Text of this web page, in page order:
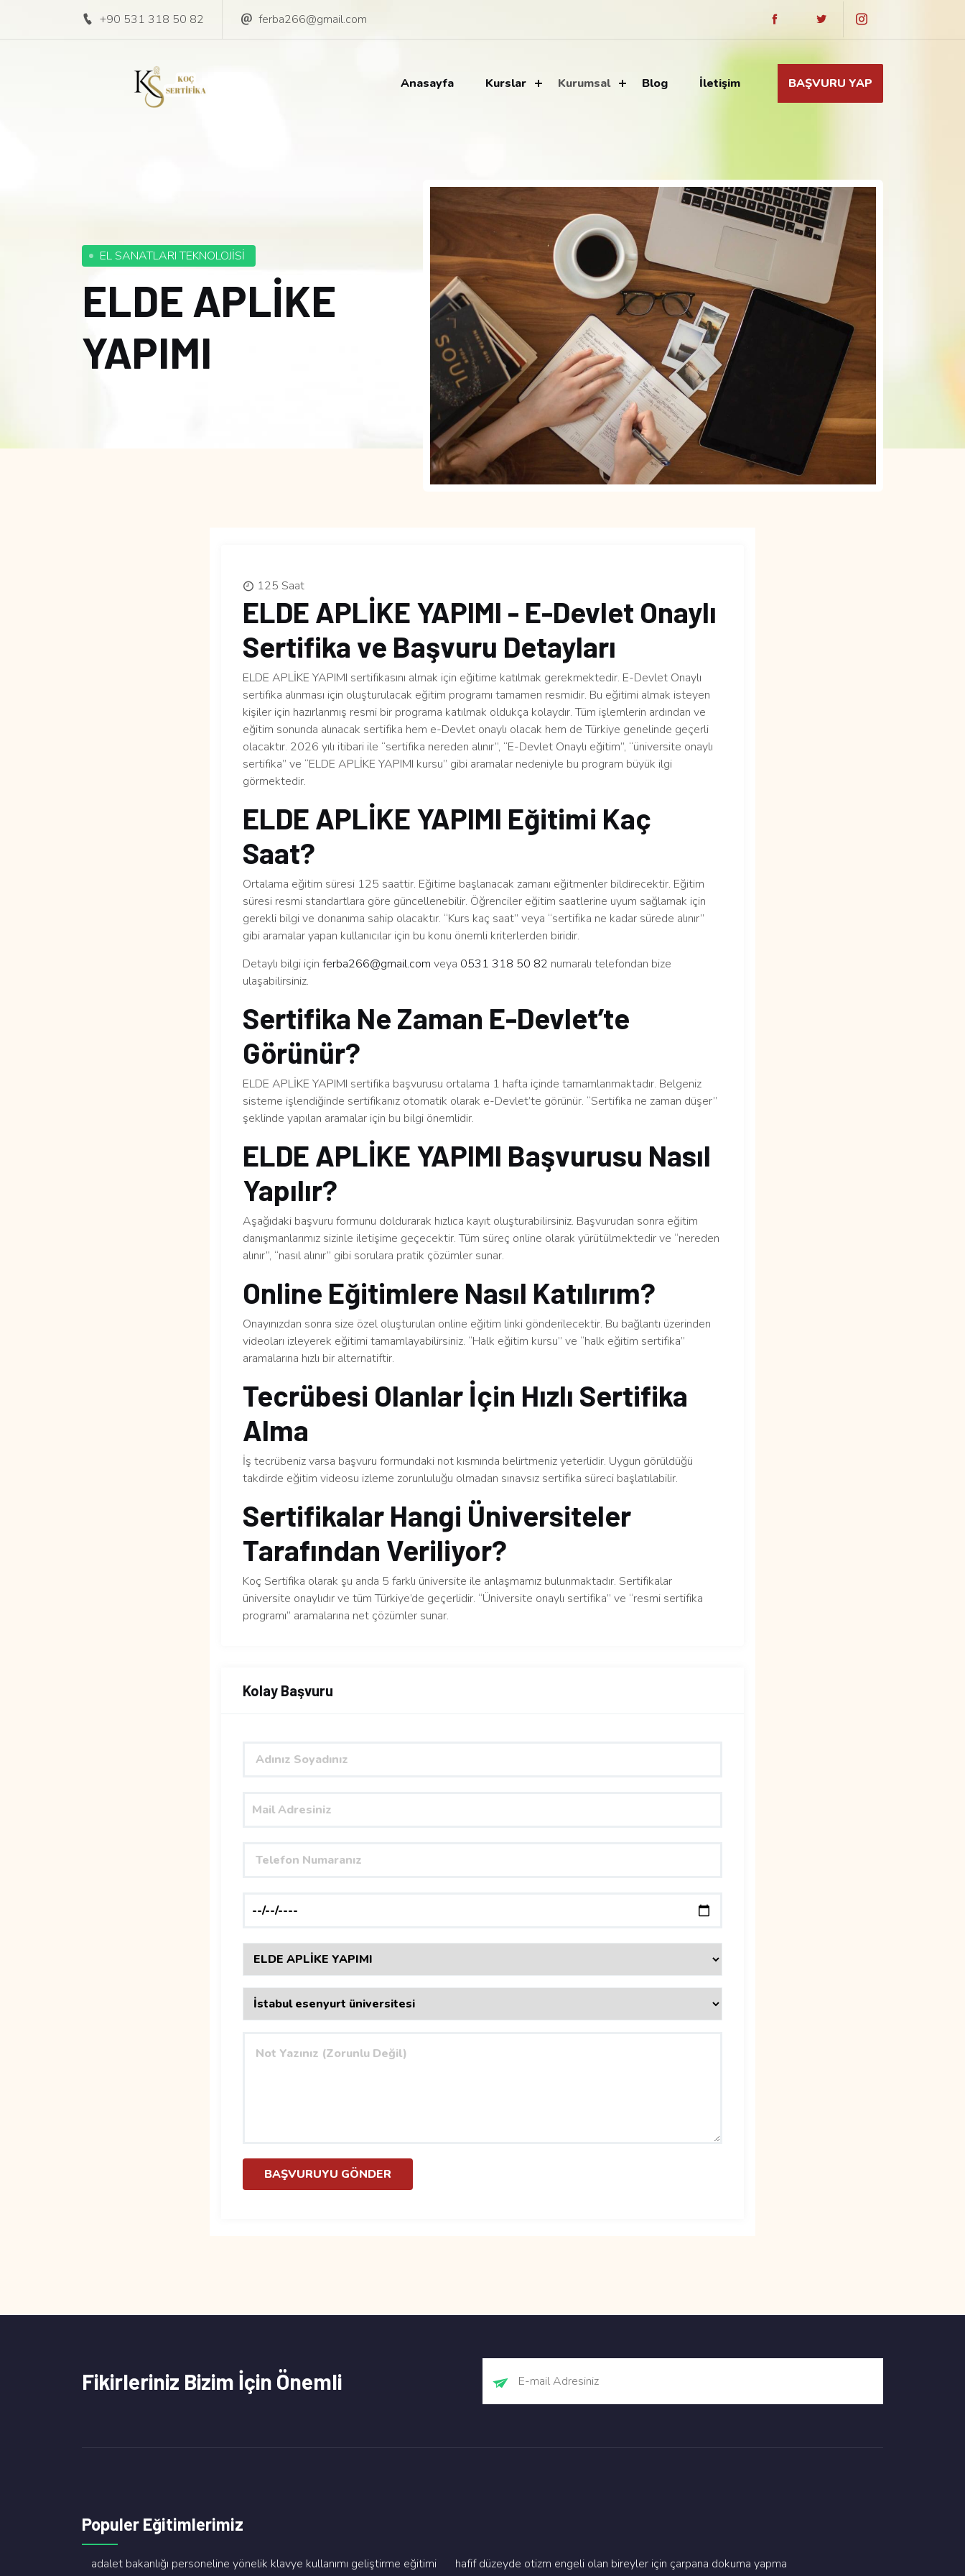
+90 531 318 50 82 ferba266@gmail.com
Anasayfa Kurslar Kurumsal Blog İletişim BAŞVURU YAP
EL SANATLARI TEKNOLOJİSİ
ELDE APLİKE
YAPIMI
125 Saat
ELDE APLİKE YAPIMI - E-Devlet Onaylı
Sertifika ve Başvuru Detayları
ELDE APLİKE YAPIMI sertifikasını almak için eğitime katılmak gerekmektedir. E-Devlet Onaylı
sertifika alınması için oluşturulacak eğitim programı tamamen resmidir. Bu eğitimi almak isteyen
kişiler için hazırlanmış resmi bir programa katılmak oldukça kolaydır. Tüm işlemlerin ardından ve
eğitim sonunda alınacak sertifika hem e-Devlet onaylı olacak hem de Türkiye genelinde geçerli
olacaktır. 2026 yılı itibari ile “sertifika nereden alınır”, “E-Devlet Onaylı eğitim”, “üniversite onaylı
sertifika” ve “ELDE APLİKE YAPIMI kursu” gibi aramalar nedeniyle bu program büyük ilgi
görmektedir.
ELDE APLİKE YAPIMI Eğitimi Kaç
Saat?
Ortalama eğitim süresi 125 saattir. Eğitime başlanacak zamanı eğitmenler bildirecektir. Eğitim
süresi resmi standartlara göre güncellenebilir. Öğrenciler eğitim saatlerine uyum sağlamak için
gerekli bilgi ve donanıma sahip olacaktır. “Kurs kaç saat” veya “sertifika ne kadar sürede alınır”
gibi aramalar yapan kullanıcılar için bu konu önemli kriterlerden biridir.
Detaylı bilgi için ferba266@gmail.com veya 0531 318 50 82 numaralı telefondan bize
ulaşabilirsiniz.
Sertifika Ne Zaman E-Devlet’te
Görünür?
ELDE APLİKE YAPIMI sertifika başvurusu ortalama 1 hafta içinde tamamlanmaktadır. Belgeniz
sisteme işlendiğinde sertifikanız otomatik olarak e-Devlet’te görünür. “Sertifika ne zaman düşer”
şeklinde yapılan aramalar için bu bilgi önemlidir.
ELDE APLİKE YAPIMI Başvurusu Nasıl
Yapılır?
Aşağıdaki başvuru formunu doldurarak hızlıca kayıt oluşturabilirsiniz. Başvurudan sonra eğitim
danışmanlarımız sizinle iletişime geçecektir. Tüm süreç online olarak yürütülmektedir ve “nereden
alınır”, “nasıl alınır” gibi sorulara pratik çözümler sunar.
Online Eğitimlere Nasıl Katılırım?
Onayınızdan sonra size özel oluşturulan online eğitim linki gönderilecektir. Bu bağlantı üzerinden
videoları izleyerek eğitimi tamamlayabilirsiniz. “Halk eğitim kursu” ve “halk eğitim sertifika”
aramalarına hızlı bir alternatiftir.
Tecrübesi Olanlar İçin Hızlı Sertifika
Alma
İş tecrübeniz varsa başvuru formundaki not kısmında belirtmeniz yeterlidir. Uygun görüldüğü
takdirde eğitim videosu izleme zorunluluğu olmadan sınavsız sertifika süreci başlatılabilir.
Sertifikalar Hangi Üniversiteler
Tarafından Veriliyor?
Koç Sertifika olarak şu anda 5 farklı üniversite ile anlaşmamız bulunmaktadır. Sertifikalar
üniversite onaylıdır ve tüm Türkiye’de geçerlidir. “Üniversite onaylı sertifika” ve “resmi sertifika
programı” aramalarına net çözümler sunar.
Kolay Başvuru
BAŞVURUYU GÖNDER
Fikirleriniz Bizim İçin Önemli
Populer Eğitimlerimiz
adalet bakanliği personeli̇ne yöneli̇k klavye kullanimi geli̇şti̇rme eği̇ti̇mi̇ hafi̇f düzeyde oti̇zm engeli̇ olan bi̇reyler i̇çi̇n çarpana dokuma yapma